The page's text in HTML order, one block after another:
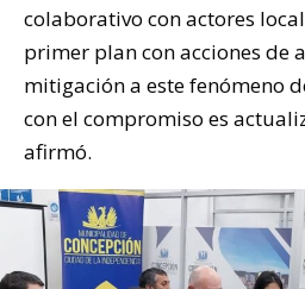
colaborativo con actores
primer plan con acciones de
mitigación a este fenómeno
con el compromiso es
afirmó.